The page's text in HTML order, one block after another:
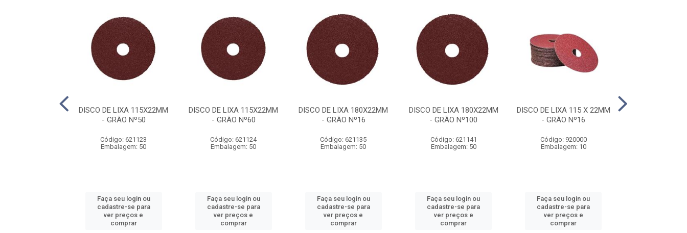
DISCO DE LIXA 115X22MM
- GRÃO Nº50
Código: 621123
Embalagem: 50
Faça seu login ou
cadastre-se para
ver preços e
comprar
DISCO DE LIXA 115X22MM
- GRÃO Nº60
Código: 621124
Embalagem: 50
Faça seu login ou
cadastre-se para
ver preços e
comprar
DISCO DE LIXA 180X22MM
- GRÃO Nº16
Código: 621135
Embalagem: 50
Faça seu login ou
cadastre-se para
ver preços e
comprar
DISCO DE LIXA 180X22MM
- GRÃO Nº100
Código: 621141
Embalagem: 50
Faça seu login ou
cadastre-se para
ver preços e
comprar
DISCO DE LIXA 115 X 22MM
- GRÃO Nº16
Código: 920000
Embalagem: 10
Faça seu login ou
cadastre-se para
ver preços e
comprar